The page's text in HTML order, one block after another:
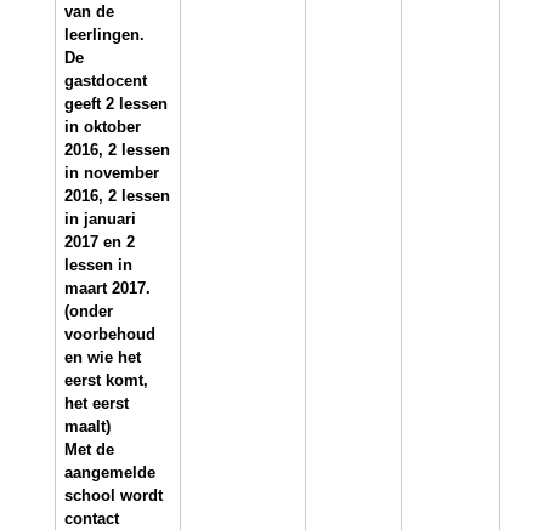
K
van de
leerlingen.
De
gastdocent
geeft 2 lessen
in oktober
2016, 2 lessen
in november
2016, 2 lessen
in januari
2017 en 2
lessen in
maart 2017.
(onder
voorbehoud
en wie het
eerst komt,
het eerst
maalt)
Met de
aangemelde
school wordt
contact